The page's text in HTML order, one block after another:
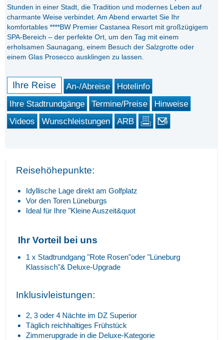
Stunden in einer Stadt, die Tradition und modernes Leben auf
charmante Weise verbindet. Am Abend erwartet Sie Ihr
komfortables ****BW Premier Castanea Resort mit großzügigem
SPA-Bereich – der perfekte Ort, um den Tag mit einem
erholsamen Saunagang, einem Besuch der Salzgrotte oder
einem Glas Prosecco ausklingen zu lassen.
Ihre Reise An-/Abreise
Hotelinfo
Ihre Stadtrundgänge
Termine/Preise
Hinweise
Videos
Wunschleistungen ARB
Reisehöhepunkte:
Idyllische Lage direkt am Golfplatz
Vor den Toren Lüneburgs
Ideal für Ihre "Kleine Auszeit&quot
Ihr Vorteil bei uns
1 x Stadtrundgang "Rote Rosen"oder "Lüneburg
Klassisch"& Deluxe-Upgrade
Inklusivleistungen:
2, 3 oder 4 Nächte im DZ Superior
Täglich reichhaltiges Frühstück
Zimmerupgrade in die Deluxe-Kategorie